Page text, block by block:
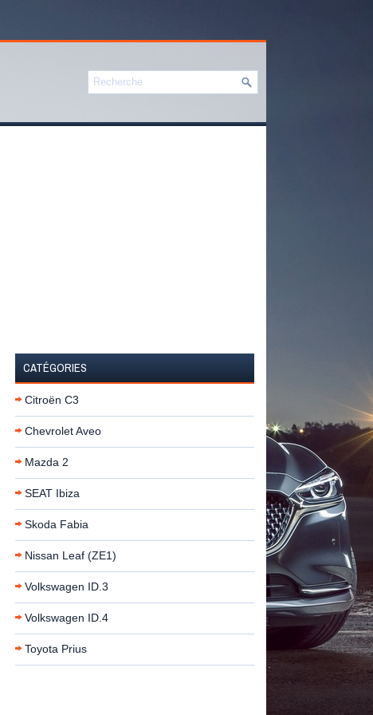
CATÉGORIES
Citroën C3
Chevrolet Aveo
Mazda 2
SEAT Ibiza
Skoda Fabia
Nissan Leaf (ZE1)
Volkswagen ID.3
Volkswagen ID.4
Toyota Prius